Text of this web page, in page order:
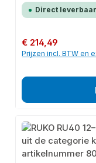
Direct
Normale prijs:
€ 214,49
Prijzen incl. BTW en